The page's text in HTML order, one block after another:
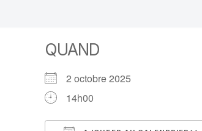
QUAND
2 octobre 2025
14h00